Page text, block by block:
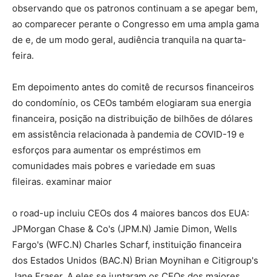
observando que os patronos continuam a se apegar bem,
ao comparecer perante o Congresso em uma ampla gama
de e, de um modo geral, audiência tranquila na quarta-
feira.
Em depoimento antes do comitê de recursos financeiros
do condomínio, os CEOs também elogiaram sua energia
financeira, posição na distribuição de bilhões de dólares
em assistência relacionada à pandemia de COVID-19 e
esforços para aumentar os empréstimos em
comunidades mais pobres e variedade em suas
fileiras. examinar maior
o road-up incluiu CEOs dos 4 maiores bancos dos EUA:
JPMorgan Chase & Co's (JPM.N) Jamie Dimon, Wells
Fargo's (WFC.N) Charles Scharf, instituição financeira
dos Estados Unidos (BAC.N) Brian Moynihan e Citigroup's